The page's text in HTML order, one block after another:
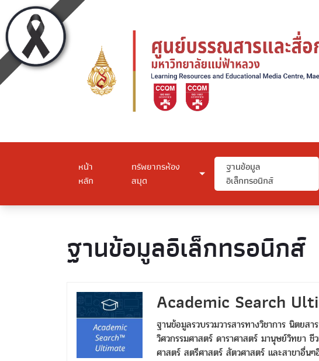
หน้า
หลัก
ทรัพยากรห้อง
สมุด
ฐานข้อมูล
อิเล็กทรอนิกส์
ฐานข้อมูลอิเล็กทรอนิกส์
Academic Search
ฐานข้อมูลรวบรวมวารสารทางวิชาการ นิตยส
วิศวกรรมศาสตร์ ดาราศาสตร์ มานุษย์วิทยา
ศาสตร์ สตรีศาสตร์ สัตวศาสตร์ และสาขาอื่นๆ